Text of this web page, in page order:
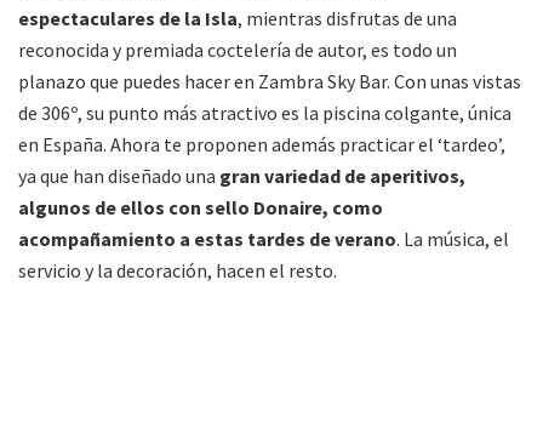
espectaculares de la Isla, mientras disfrutas de una
reconocida y premiada coctelería de autor, es todo un
planazo que puedes hacer en Zambra Sky Bar. Con unas vistas
de 306º, su punto más atractivo es la piscina colgante, única
en España. Ahora te proponen además practicar el ‘tardeo’,
ya que han diseñado una gran variedad de aperitivos,
algunos de ellos con sello Donaire, como
acompañamiento a estas tardes de verano. La música, el
servicio y la decoración, hacen el resto.